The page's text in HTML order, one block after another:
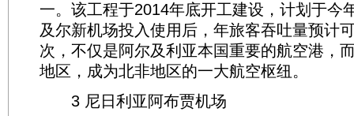
一。该工程于2014年底开工建设，计划于今
及尔新机场投入使用后，年旅客吞吐量预计
次，不仅是阿尔及利亚本国重要的航空港，
地区，成为北非地区的一大航空枢纽。
3 尼日利亚阿布贾机场